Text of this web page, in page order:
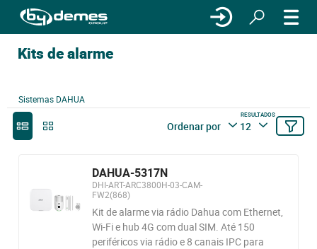
Kits de alarme
Sistemas DAHUA
Ordenar por
RESULTADOS
12
DAHUA-5317N
DHI-ART-ARC3800H-03-CAM-
FW2(868)
Kit de alarme via rádio Dahua com Ethernet,
Wi-Fi e hub 4G com dual SIM. Até 150
periféricos via rádio e 8 canais IPC para